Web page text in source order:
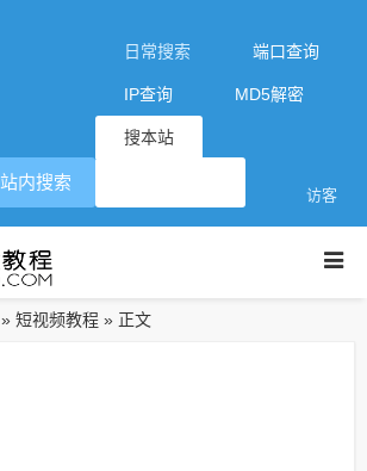
日常搜索 端口查询
IP查询 MD5解密
搜本站
访客
站内搜索
» 短视频教程 » 正文